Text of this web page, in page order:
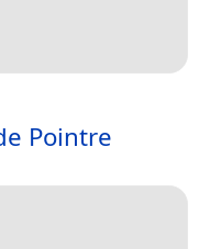
Pointre